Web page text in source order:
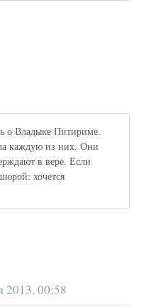
о Владыке Питириме.
каждую из них. Они
в вере. Если
хочется
2013, 00:58